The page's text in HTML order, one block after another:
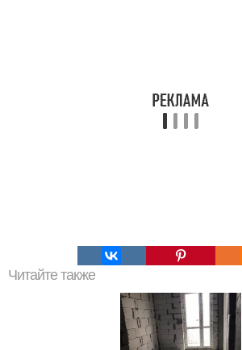
Читайте также